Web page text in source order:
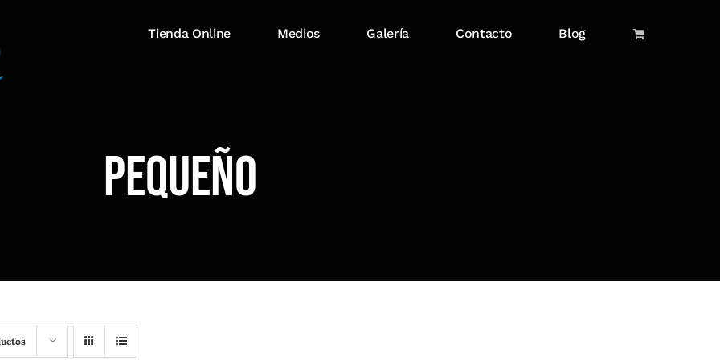
Tienda Online Medios Galería Contacto Blog
Pequeño